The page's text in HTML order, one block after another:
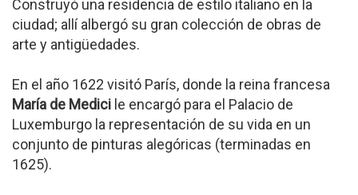
Construyó una residencia de estilo italiano en la
ciudad; allí albergó su gran colección de obras de
arte y antigüedades.
En el año 1622 visitó París, donde la reina francesa
María de Medici le encargó para el Palacio de
Luxemburgo la representación de su vida en un
conjunto de pinturas alegóricas (terminadas en
1625).